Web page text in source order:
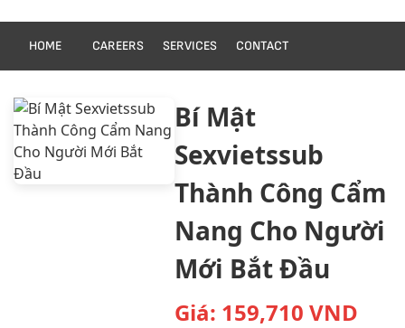
HOME CAREERS SERVICES CONTACT
Bí Mật
Sexvietssub
Thành Công Cẩm
Nang Cho Người
Mới Bắt Đầu
Giá: 159,710 VND